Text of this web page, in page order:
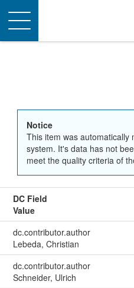
Toggle
navigation
Notice
This item was automatically
system. It's data has not
meet the quality criteria of
DC Field
Value
dc.contributor.author
Lebeda, Christian
dc.contributor.author
Schneider, Ulrich